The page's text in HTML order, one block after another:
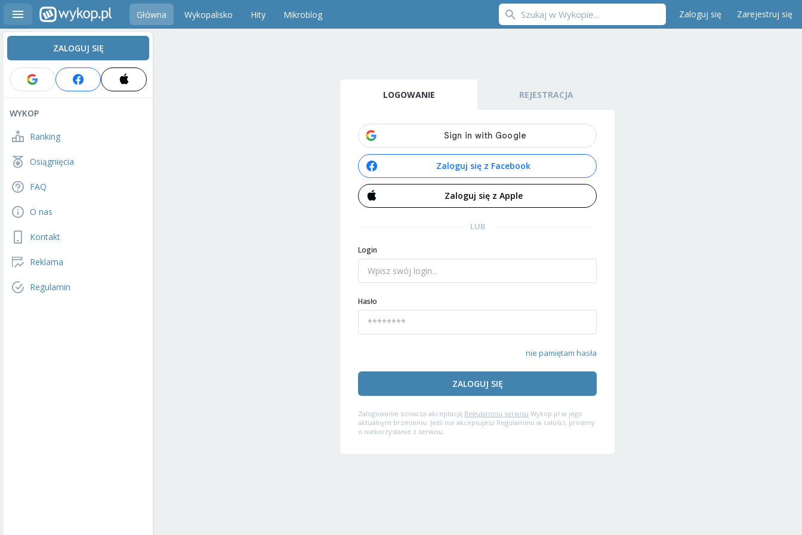
Główna Wykopalisko Hity Mikroblog Zaloguj się Zarejestruj się
ZALOGUJ SIĘ
WYKOP
Ranking
Osiągnięcia
FAQ
O nas
Kontakt
Reklama
Regulamin
LOGOWANIE REJESTRACJA
Zaloguj się z Facebook
Zaloguj się z Apple
LUB
Login
Hasło
nie pamiętam hasła
ZALOGUJ SIĘ
Zalogowanie oznacza akceptację Regulaminu serwisu Wykop.pl w jego
aktualnym brzmieniu. Jeśli nie akceptujesz Regulaminu w całości, prosimy
o niekorzystanie z serwisu.